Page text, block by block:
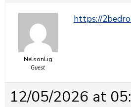
NelsonLig
Guest
https://
12/05/2026 at